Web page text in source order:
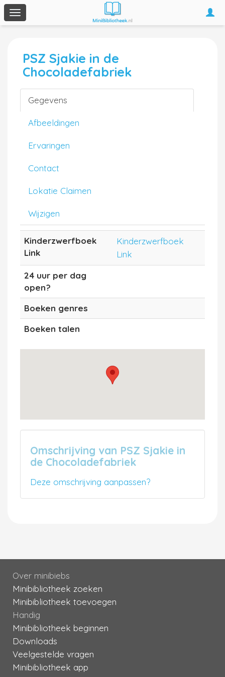
Toggle
navigation
PSZ Sjakie in de
Chocoladefabriek
Gegevens
Afbeeldingen
Ervaringen
Contact
Lokatie Claimen
Wijzigen
Kinderzwerfboek
Link
Kinderzwerfboek
Link
24 uur per dag
open?
Boeken genres
Boeken talen
Omschrijving van PSZ Sjakie in
de Chocoladefabriek
Deze omschrijving aanpassen?
Over minibiebs
Minibibliotheek zoeken
Minibibliotheek toevoegen
Handig
Minibibliotheek beginnen
Downloads
Veelgestelde vragen
Minibibliotheek app